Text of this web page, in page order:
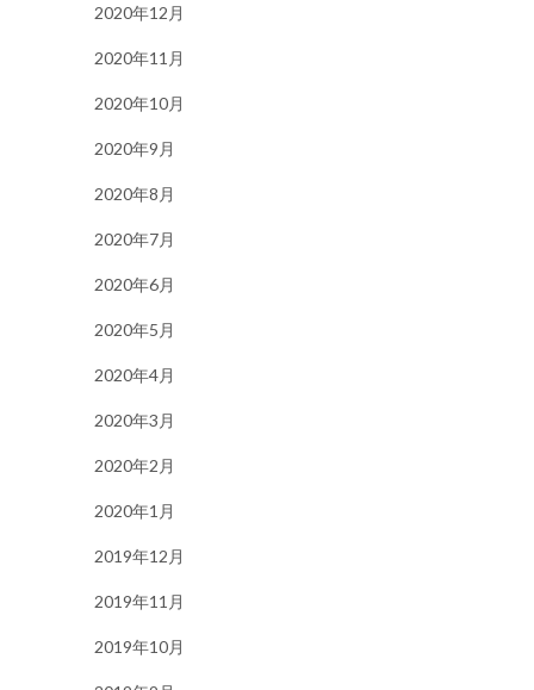
2020年12月
2020年11月
2020年10月
2020年9月
2020年8月
2020年7月
2020年6月
2020年5月
2020年4月
2020年3月
2020年2月
2020年1月
2019年12月
2019年11月
2019年10月